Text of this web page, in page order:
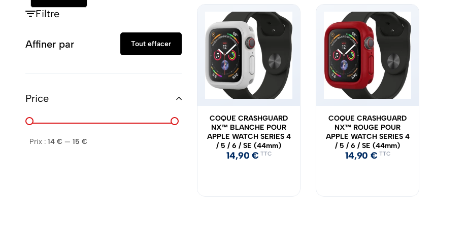
COQUE CRASHGUARD
NX™ BLANCHE POUR
APPLE WATCH SERIES 4
/ 5 / 6 / SE (44mm)
14,90€ TTC
COQUE CRASHGUARD
NX™ ROUGE POUR
APPLE WATCH SERIES 4
/ 5 / 6 / SE (44mm)
14,90€ TTC
Filtre
Affiner par Tout effacer
Price
Prix : 14 € — 15 €